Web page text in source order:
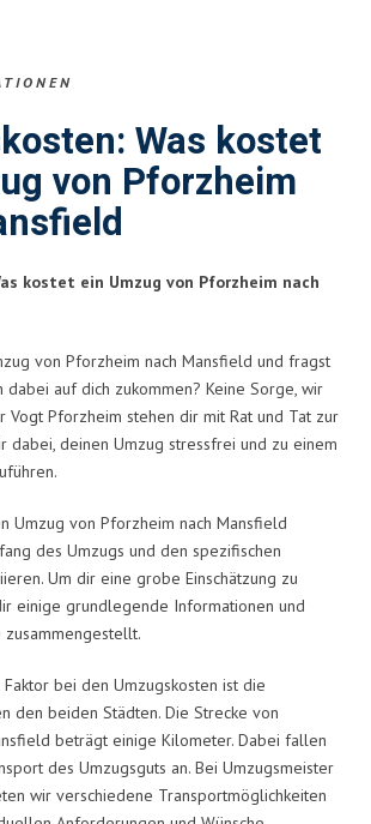
Was kostet
von Pforzheim
kostet ein Umzug von Pforzheim nach
von Pforzheim nach Mansfield und fragst
dabei auf dich zukommen? Keine Sorge, wir
Vogt Pforzheim stehen dir mit Rat und Tat zur
dabei, deinen Umzug stressfrei und zu einem
Umzug von Pforzheim nach Mansfield
des Umzugs und den spezifischen
Um dir eine grobe Einschätzung zu
einige grundlegende Informationen und
zusammengestellt.
bei den Umzugskosten ist die
den beiden Städten. Die Strecke von
beträgt einige Kilometer. Dabei fallen
des Umzugsguts an. Bei Umzugsmeister
wir verschiedene Transportmöglichkeiten